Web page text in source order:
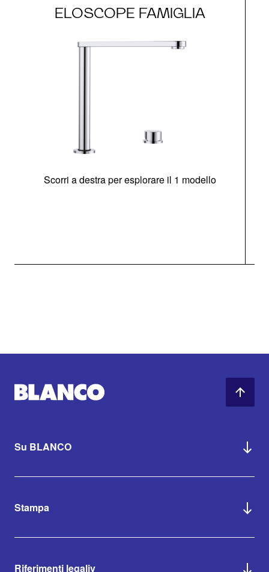
ELOSCOPE FAMIGLIA
Scorri a destra per esplorare il 1 modello
Su BLANCO
Stampa
Riferimenti legaliv